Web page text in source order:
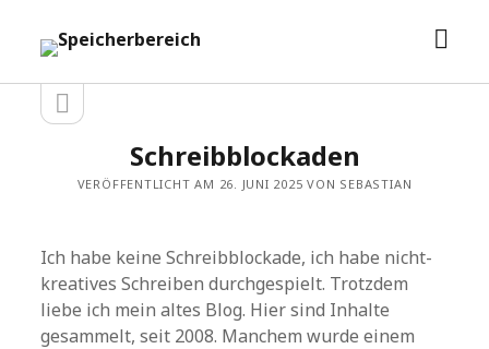
Speicherbereich
Seitenleiste
Seitenleiste
öffnen
Schreibblockaden
VERÖFFENTLICHT AM 26. JUNI 2025 VON SEBASTIAN
Ich habe keine Schreibblockade, ich habe nicht-
kreatives Schreiben durchgespielt. Trotzdem
liebe ich mein altes Blog. Hier sind Inhalte
gesammelt, seit 2008. Manchem wurde einem